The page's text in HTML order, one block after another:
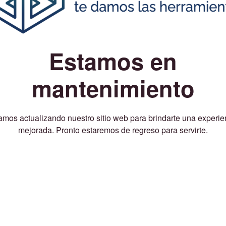
Estamos en
mantenimiento
actualizando nuestro sitio web para brindarte una
mejorada. Pronto estaremos de regreso para servirte.